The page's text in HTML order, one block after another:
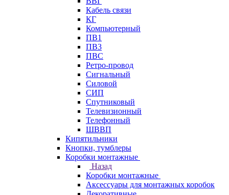
Кабель связи
КГ
Компьютерный
ПВ1
ПВ3
ПВС
Ретро-провод
Сигнальный
Силовой
СИП
Спутниковый
Телевизионный
Телефонный
ШВВП
Кипятильники
Кнопки, тумблеры
Коробки монтажные
Назад
Коробки монтажные
Аксессуары для монтажных коробок